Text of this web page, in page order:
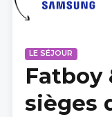
LE SÉJOUR
Fatboy
sièges